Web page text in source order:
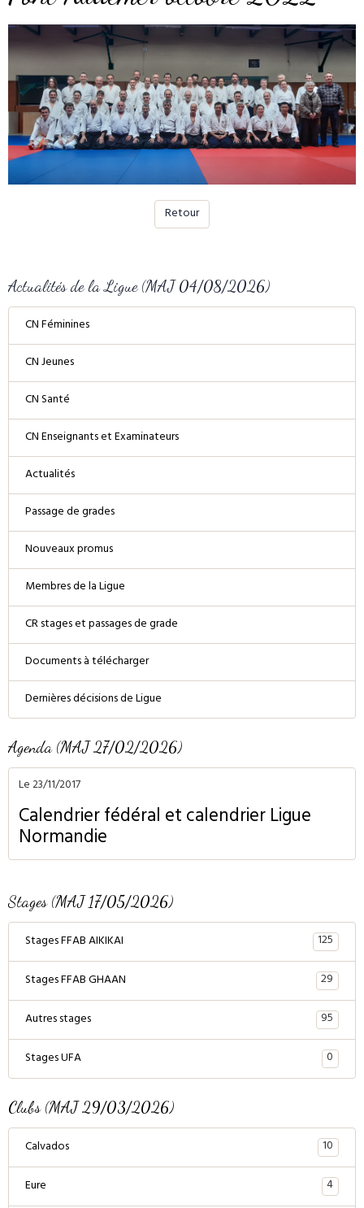
Retour
Actualités de la Ligue (MAJ 04/08/2026)
CN Féminines
CN Jeunes
CN Santé
CN Enseignants et Examinateurs
Actualités
Passage de grades
Nouveaux promus
Membres de la Ligue
CR stages et passages de grade
Documents à télécharger
Dernières décisions de Ligue
Agenda (MAJ 27/02/2026)
Le 23/11/2017
Calendrier fédéral et calendrier Ligue
Normandie
Stages (MAJ 17/05/2026)
Stages FFAB AIKIKAI
125
Stages FFAB GHAAN
29
Autres stages
95
Stages UFA
0
Clubs (MAJ 29/03/2026)
Calvados
10
Eure
4